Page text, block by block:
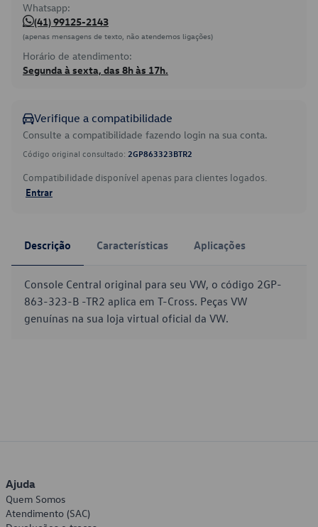
Whatsapp:
(41) 99125-2143
(apenas mensagens de texto, não atendemos ligações)
Horário de atendimento:
Segunda à sexta, das 8h às 17h.
Verifique a compatibilidade
Consulte a compatibilidade fazendo login na sua conta.
Código original consultado: 2GP863323BTR2
Compatibilidade disponível apenas para clientes logados.
Entrar
Descrição Características Aplicações
Console Central original para seu VW, o código 2GP-
863-323-B -TR2 aplica em T-Cross. Peças VW
genuínas na sua loja virtual oficial da VW.
Ajuda
Quem Somos
Atendimento (SAC)